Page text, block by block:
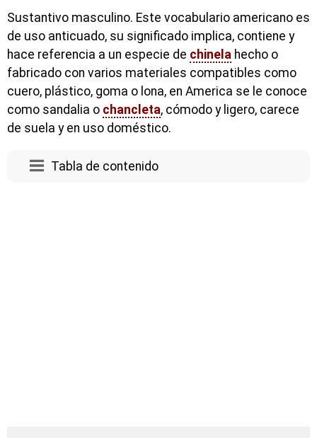
Sustantivo masculino. Este vocabulario americano es
de uso anticuado, su significado implica, contiene y
hace referencia a un especie de chinela hecho o
fabricado con varios materiales compatibles como
cuero, plástico, goma o lona, en America se le conoce
como sandalia o chancleta, cómodo y ligero, carece
de suela y en uso doméstico.
Tabla de contenido